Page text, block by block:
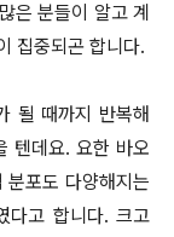
은 분들이 알고 계
집중되곤 합니다.
될 때까지 반복해
텐데요. 요한 바오
포도 다양해지는
다고 합니다. 크고